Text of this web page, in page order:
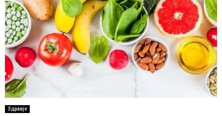
Здравје